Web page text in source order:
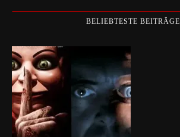
BELIEBTESTE BEITRÄGE